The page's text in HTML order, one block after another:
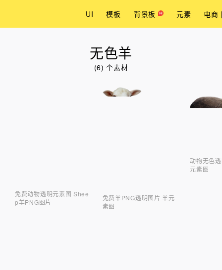
UI 模板 背景板 元素 电商
无色羊
(6) 个素材
免费动物透明元素图 Shee
p羊PNG图片
免费羊PNG透明图片 羊元
素图
动物无色
元素图